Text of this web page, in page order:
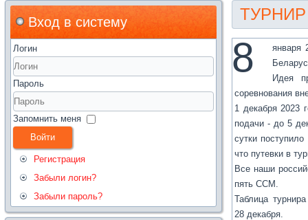
Вход в систему
Логин
Пароль
Запомнить меня
Войти
Регистрация
Забыли логин?
Забыли пароль?
8
января
Идея
соревнования
1 декабря 2023
подачи - до 5
сутки
что путевки в
Все наши
пять CCM.
Таблица
28 декабря.